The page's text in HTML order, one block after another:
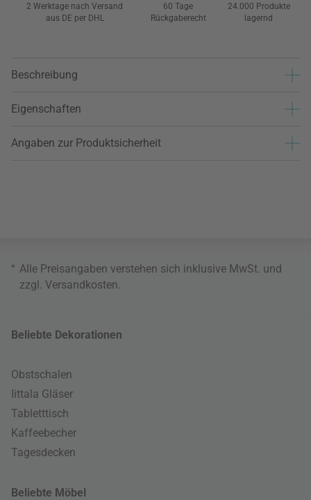
2 Werktage nach Versand
aus DE per DHL
60 Tage
Rückgaberecht
24.000 Produkte
lagernd
Beschreibung
Eigenschaften
Angaben zur Produktsicherheit
* Alle Preisangaben verstehen sich inklusive MwSt. und
zzgl. Versandkosten
Beliebte Dekorationen
Obstschalen
Iittala Gläser
Tabletttisch
Kaffeebecher
Tagesdecken
Beliebte Möbel